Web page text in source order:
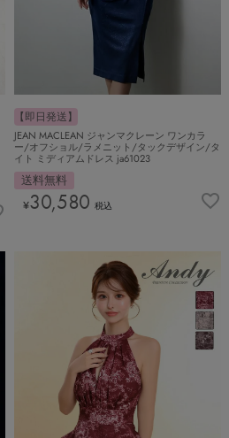
【即日発送】
JEAN MACLEAN ジャンマクレーン ワンカラ
ー/オフショル/ラメニット/タックデザイン/タ
イト ミディアムドレス ja61023
送料無料
¥30,580 税込